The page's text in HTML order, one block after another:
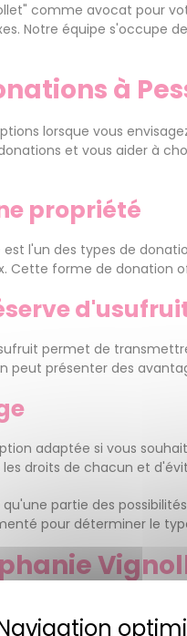
comme avocat pour
Notre équipe s'occupe
à
lorsque vous
et vous aider à
propriété
l'un des types de
Cette forme de donation
permet de
peut présenter des
adaptée si vous
droits de chacun et
partie des
pour déterminer le
entraver votre